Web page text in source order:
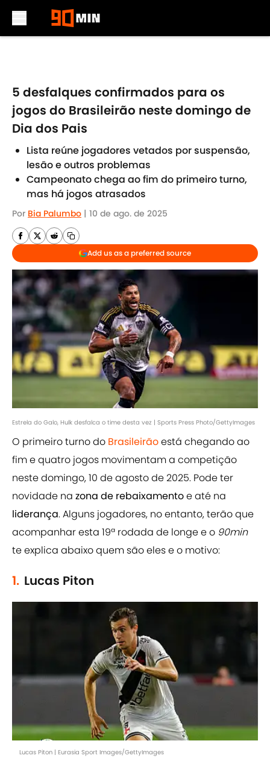
5 desfalques confirmados para os
jogos do Brasileirão neste domingo de
Dia dos Pais
Lista reúne jogadores vetados por suspensão,
lesão e outros problemas
Campeonato chega ao fim do primeiro turno,
mas há jogos atrasados
Por Bia Palumbo | 10 de ago. de 2025
Add us as a preferred source
Estrela do Galo, Hulk desfalca o time desta vez | Sports Press Photo/GettyImages
O primeiro turno do Brasileirãoestá chegando ao
fim e quatro jogos movimentam a competição
neste domingo, 10 de agosto de 2025. Pode ter
novidade na zona de rebaixamentoe até na
liderança. Alguns jogadores, no entanto, terão que
acompanhar esta 19ª rodada de longe e o 90min
te explica abaixo quem são eles e o motivo:
1. Lucas Piton
Lucas Piton | Eurasia Sport Images/GettyImages